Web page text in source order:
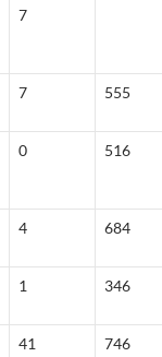
7
7 555
0 516
4 684
1 346
41 746